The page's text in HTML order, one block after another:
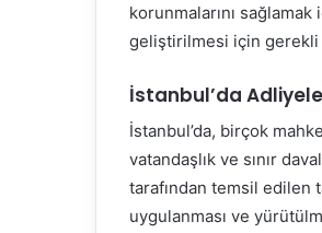
korunmalarını
geliştirilmesi için gerekli
İstanbul’da
İstanbul’da, birçok
vatandaşlık ve sınır
tarafından temsil edilen
uygulanması ve